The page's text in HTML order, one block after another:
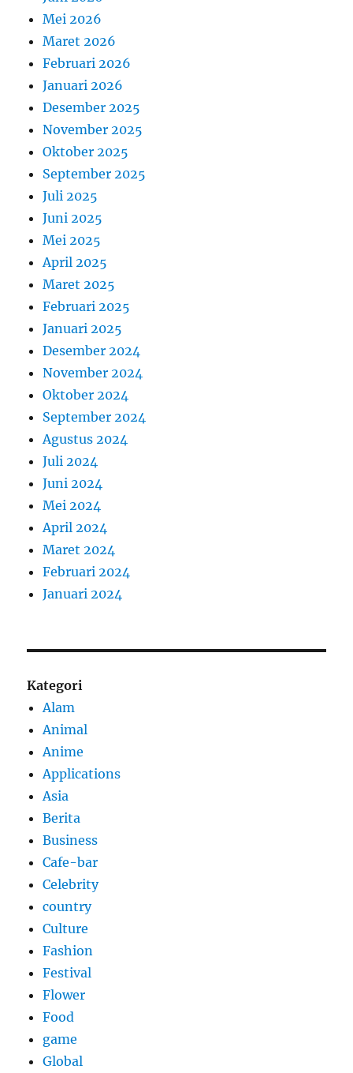
Mei 2026
Maret 2026
Februari 2026
Januari 2026
Desember 2025
November 2025
Oktober 2025
September 2025
Juli 2025
Juni 2025
Mei 2025
April 2025
Maret 2025
Februari 2025
Januari 2025
Desember 2024
November 2024
Oktober 2024
September 2024
Agustus 2024
Juli 2024
Juni 2024
Mei 2024
April 2024
Maret 2024
Februari 2024
Januari 2024
Kategori
Alam
Animal
Anime
Applications
Asia
Berita
Business
Cafe-bar
Celebrity
country
Culture
Fashion
Festival
Flower
Food
game
Global